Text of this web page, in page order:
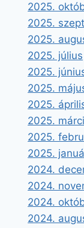
2025.
2025.
2025.
2025. július
2025.
2025.
2025.
2025.
2025.
2025.
2024.
2024.
2024.
2024.